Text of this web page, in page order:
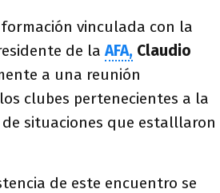
vinculada con la
de laAFA, Claudio
a una reunión
clubes pertenecientes a la
situaciones que estalllaron
de este encuentro se